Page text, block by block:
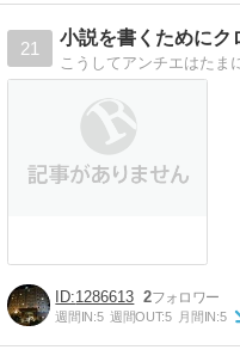
21
小説を書くためにク
1286613 2
週間IN:5 週間OUT:5 月間IN:5